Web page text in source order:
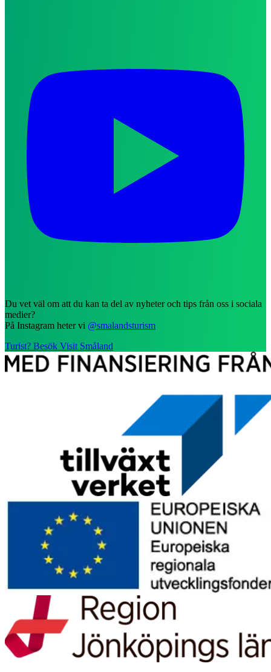
Du vet väl om att du kan ta del av nyheter och tips från oss i sociala
medier?
På Instagram heter vi @smalandsturism
Turist? Besök Visit Småland